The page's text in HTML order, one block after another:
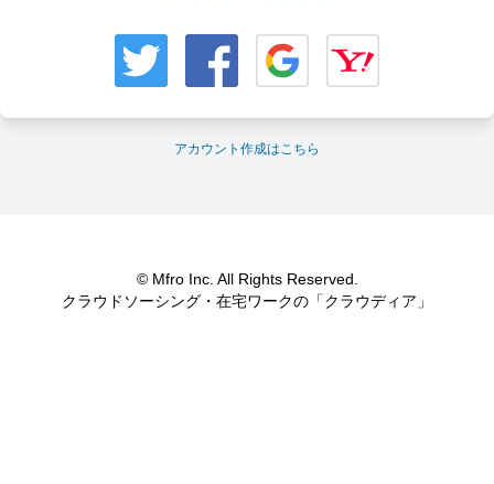
アカウント作成はこちら
© Mfro Inc. All Rights Reserved.
クラウドソーシング・在宅ワークの「クラウディア」